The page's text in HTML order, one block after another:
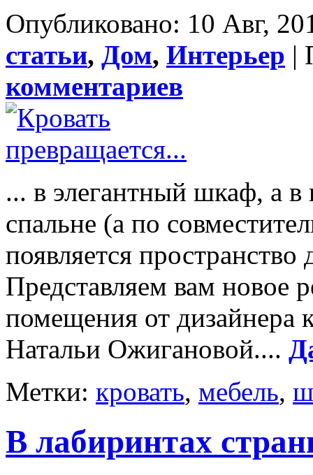
Опубликовано: 10 Авг,
статьи, Дом, Интерьер |
комментариев
... в элегантный шкаф, а
спальне (а по
появляется
Представляем вам новое
помещения от дизайнера
Натальи Ожигановой....
Метки: кровать, мебель,
В лабиринтах